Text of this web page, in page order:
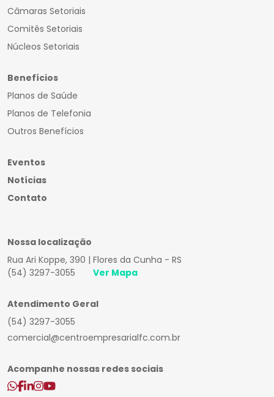
Câmaras Setoriais
Comitês Setoriais
Núcleos Setoriais
Benefícios
Planos de Saúde
Planos de Telefonia
Outros Benefícios
Eventos
Notícias
Contato
Nossa localização
Rua Ari Koppe, 390 | Flores da Cunha - RS
(54) 3297-3055
Ver Mapa
Atendimento Geral
(54) 3297-3055
comercial@centroempresarialfc.com.br
Acompanhe nossas redes sociais